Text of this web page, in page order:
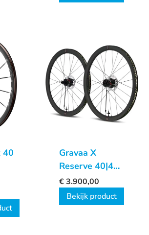
40
Gravaa X
Reserve 40|44
GR
€3.900,00
Bekijk product